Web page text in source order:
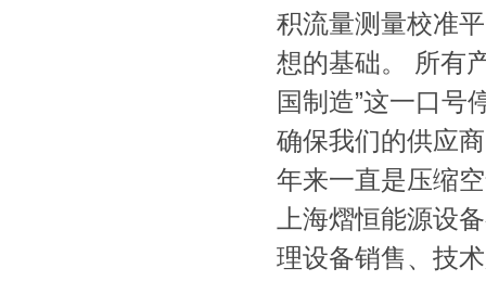
积流量测量校准
想的基础。 所有
国制造”这一口号
确保我们的供应
年来一直是压缩
上海熠恒能源设
理设备销售、技